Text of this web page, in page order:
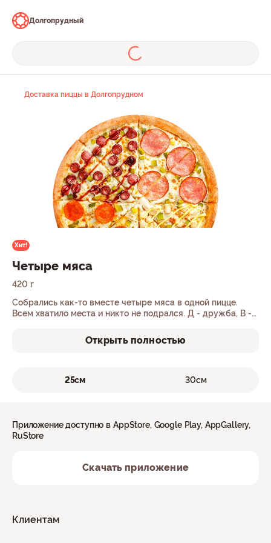
Долгопрудный
Доставка пиццы в Долгопрудном
Хит!
Четыре мяса
420 г
Собрались как-то вместе четыре мяса в одной пицце.
Всем хватило места и никто не подрался. Д - дружба, В -
Открыть полностью
25см 30см
Клиентам
Приложение доступно в AppStore, Google Play, AppGallery,
RuStore
Скачать приложение